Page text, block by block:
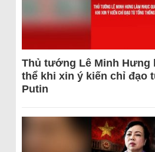
Thủ tướng Lê Minh Hưng
thể khi xin ý kiến chỉ đạo
Putin